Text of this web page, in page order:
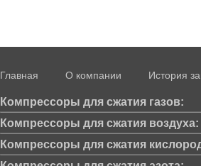
Главная О компании История
Компрессоры для сжатия газов:
Компрессоры для сжатия воздуха:
Компрессоры для сжатия